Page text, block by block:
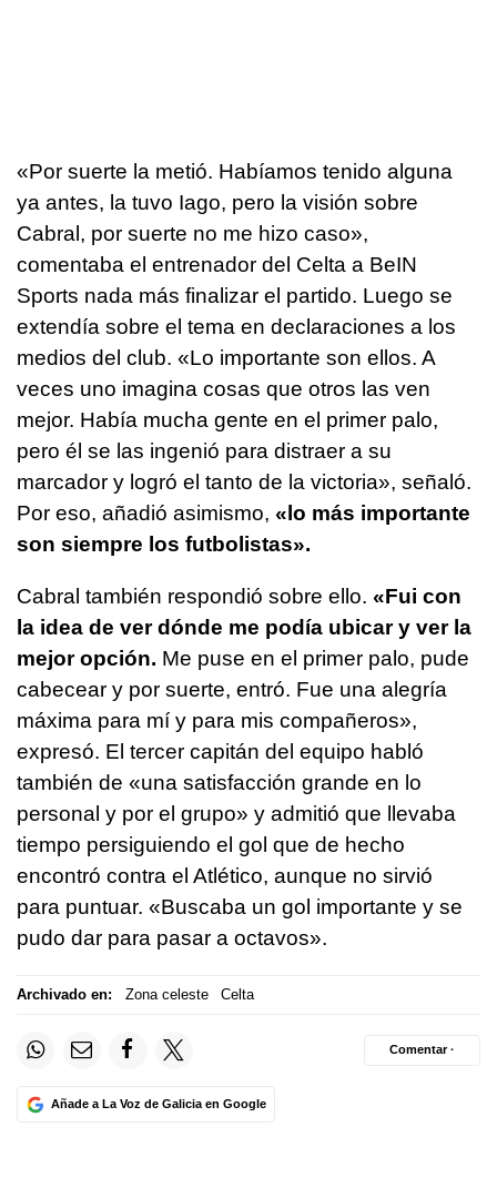
«Por suerte la metió. Habíamos tenido alguna
ya antes, la tuvo Iago, pero la visión sobre
Cabral, por suerte no me hizo caso»,
comentaba el entrenador del Celta a BeIN
Sports nada más finalizar el partido. Luego se
extendía sobre el tema en declaraciones a los
medios del club. «Lo importante son ellos. A
veces uno imagina cosas que otros las ven
mejor. Había mucha gente en el primer palo,
pero él se las ingenió para distraer a su
marcador y logró el tanto de la victoria», señaló.
Por eso, añadió asimismo, «lo más importante
son siempre los futbolistas».
Cabral también respondió sobre ello. «Fui con
la idea de ver dónde me podía ubicar y ver la
mejor opción. Me puse en el primer palo, pude
cabecear y por suerte, entró. Fue una alegría
máxima para mí y para mis compañeros»,
expresó. El tercer capitán del equipo habló
también de «una satisfacción grande en lo
personal y por el grupo» y admitió que llevaba
tiempo persiguiendo el gol que de hecho
encontró contra el Atlético, aunque no sirvió
para puntuar. «Buscaba un gol importante y se
pudo dar para pasar a octavos».
Archivado en: Zona celeste Celta
Añade a La Voz de Galicia en Google
Comentar ·